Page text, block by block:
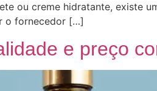
ou creme hidratante, existe
o fornecedor […]
e preço